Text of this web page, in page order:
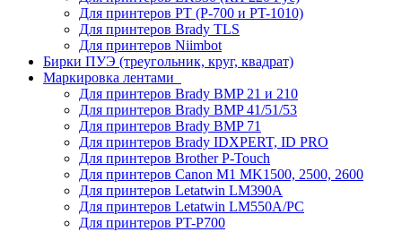
Для принтеров PT (P-700 и PT-1010)
Для принтеров Brady TLS
Для принтеров Niimbot
Бирки ПУЭ (треугольник, круг, квадрат)
Маркировка лентами
Для принтеров Brady BMP 21 и 210
Для принтеров Brady BMP 41/51/53
Для принтеров Brady BMP 71
Для принтеров Brady IDXPERT, ID PRO
Для принтеров Brother P-Touch
Для принтеров Canon M1 MK1500, 2500, 2600
Для принтеров Letatwin LM390A
Для принтеров Letatwin LM550A/PC
Для принтеров PT-P700